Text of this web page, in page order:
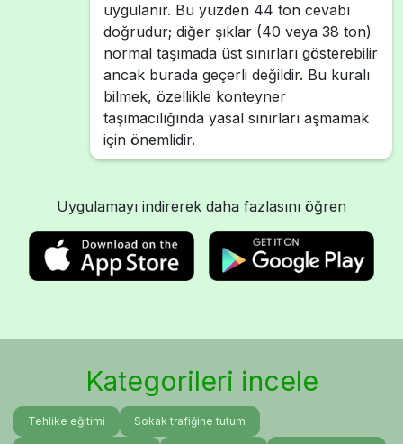
uygulanır. Bu yüzden 44 ton cevabı
doğrudur; diğer şıklar (40 veya 38 ton)
normal taşımada üst sınırları gösterebilir
ancak burada geçerli değildir. Bu kuralı
bilmek, özellikle konteyner
taşımacılığında yasal sınırları aşmamak
için önemlidir.
Uygulamayı indirerek daha fazlasını öğren
Kategorileri incele
Tehlike eğitimi Sokak trafiğine tutum